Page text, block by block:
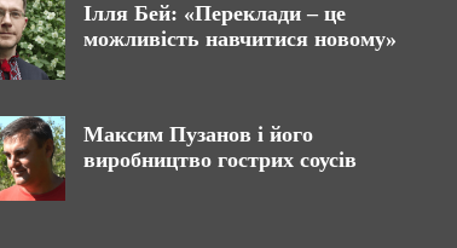
Ілля Бей: «Переклади – це
можливість навчитися новому»
Максим Пузанов і його
виробництво гострих соусів